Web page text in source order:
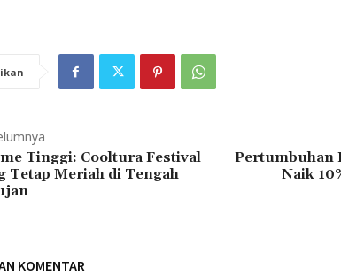
Tinggi: Cooltura Festival
Tetap Meriah di Tengah
Pertumbuhan
Naik
KOMENTAR